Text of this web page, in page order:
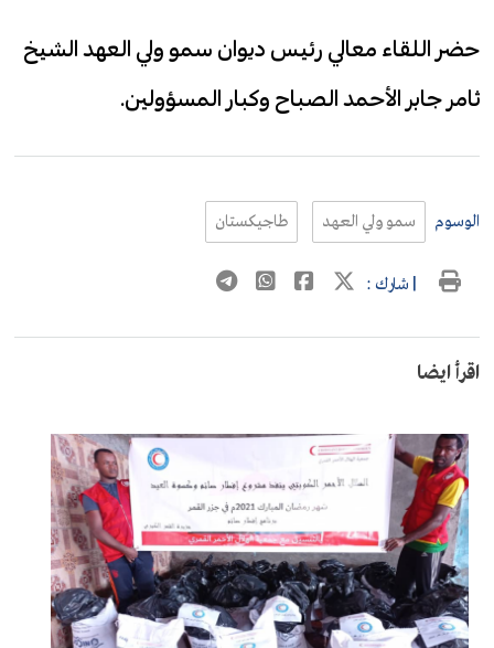
حضر اللقاء معالي رئيس ديوان سمو ولي العهد الشيخ
ثامر جابر الأحمد الصباح وكبار المسؤولين.
الوسوم سمو ولي العهد طاجيكستان
| شارك :
اقرأ ايضا